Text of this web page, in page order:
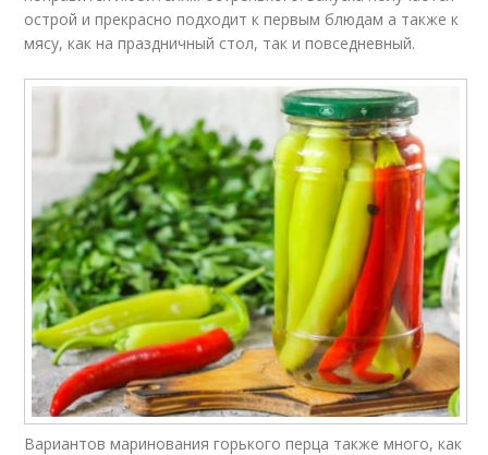
острой и прекрасно подходит к первым блюдам а также к
мясу, как на праздничный стол, так и повседневный.
Вариантов маринования горького перца также много, как